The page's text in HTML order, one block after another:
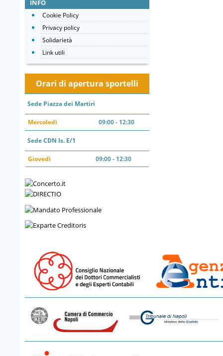
INFO
Cookie Policy
Privacy policy
Solidarietà
Link utili
Orari di apertura sportelli
Sede Piazza dei Martiri
Mercoledì 09:00 - 12:30
Sede CDN Is. E/1
Giovedì 09:00 - 12:30